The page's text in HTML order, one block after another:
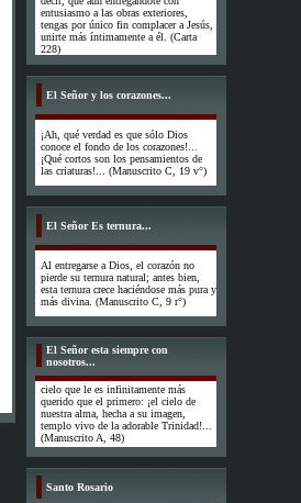
entusiasmo a las obras exteriores,
tengas por único fin complacer a Jesús,
unirte más íntimamente a él. (Carta
228)
El Señor y los corazones...
¡Ah, qué verdad es que sólo Dios
conoce el fondo de los corazones!...
¡Qué cortos son los pensamientos de
las criaturas!... (Manuscrito C, 19 v°)
El Señor Es ternura...
Al entregarse a Dios, el corazón no
pierde su ternura natural; antes bien,
esta ternura crece haciéndose más pura y
más divina. (Manuscrito C, 9 r°)
El Señor esta siempre con
nosotros...
cielo que le es infinitamente más
querido que el primero: ¡el cielo de
nuestra alma, hecha a su imagen,
templo vivo de la adorable Trinidad!...
(Manuscrito A, 48)
Santo Rosario